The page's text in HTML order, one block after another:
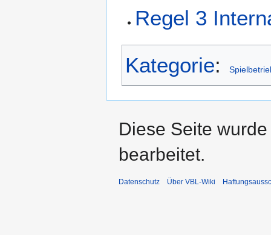
Regel 3
Kategorie:
Diese Seite
bearbeitet.
Datenschutz Über VBL-Wiki